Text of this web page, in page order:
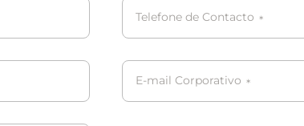
Telefone de Contacto *
E-mail Corporativo *